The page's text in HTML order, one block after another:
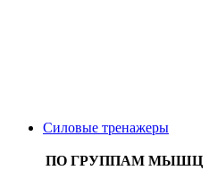
Силовые тренажеры
ПО ГРУППАМ МЫШЦ